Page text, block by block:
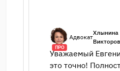
ПРО
Адвокат
Хлынина
Уважаемый
это точно!